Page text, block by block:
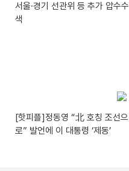
서울·경기 선관위 등 추가 압수수
색
[핫피플]정동영 “北 호칭 조선으
로” 발언에 이 대통령 ‘제동’